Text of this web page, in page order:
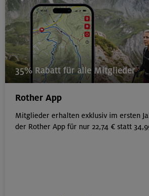
35% Rabatt für alle Mitglieder
Rother App
Mitglieder erhalten exklusiv im ersten
der Rother App für nur 22,74 € statt